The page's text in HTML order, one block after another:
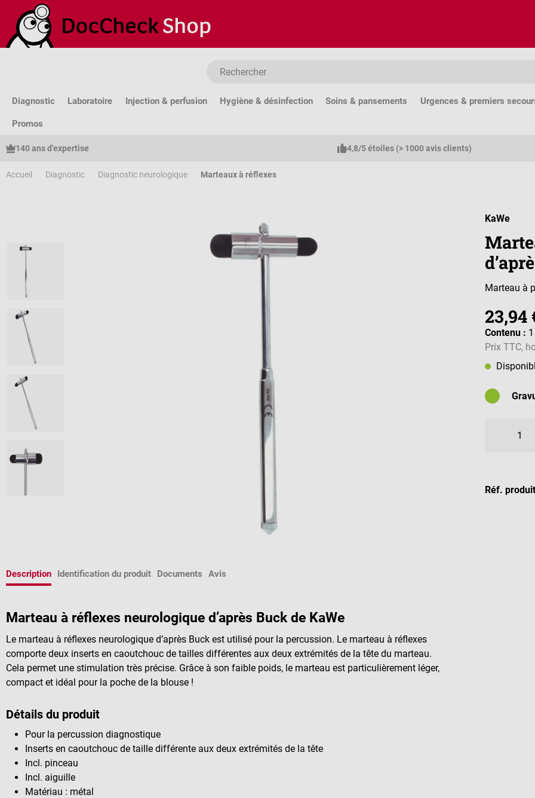
au contenu principal
Passer à la recherche
Passer à la navigation principale
Diagnostic Laboratoire Injection & perfusion Hygiène & désinfection Soins & pansements Urgences & premiers
Promos
140 ans d'expertise 4,8/5 étoiles (> 1000 avis clients)
Accueil Diagnostic Diagnostic neurologique Marteaux à réflexes
KaWe
Marteau à
23,94
Contenu :
Prix TTC,
Réf.
Description Identification du produit Documents Avis
Marteau à réflexes neurologique d’après Buck de KaWe
Le marteau à réflexes neurologique d’après Buck est utilisé pour la percussion. Le marteau à réflexes
comporte deux inserts en caoutchouc de tailles différentes aux deux extrémités de la tête du marteau.
Cela permet une stimulation très précise. Grâce à son faible poids, le marteau est particulièrement léger,
compact et idéal pour la poche de la blouse !
Détails du produit
Pour la percussion diagnostique
Inserts en caoutchouc de taille différente aux deux extrémités de la tête
Incl. pinceau
Incl. aiguille
Matériau : métal